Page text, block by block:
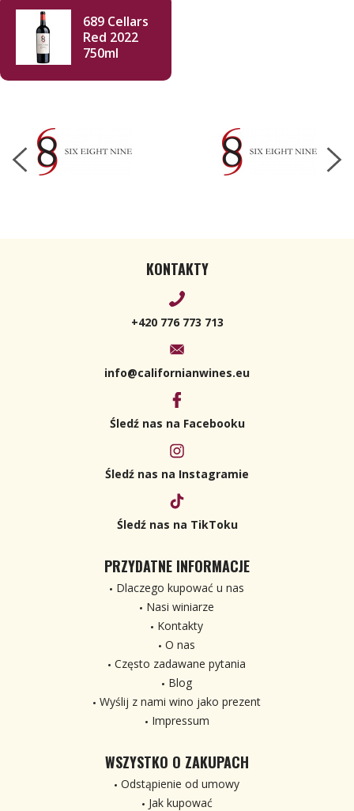
689 Cellars
Red 2022
750ml
KONTAKTY
+420 776 773 713
info@californianwines.eu
Śledź nas na Facebooku
Śledź nas na Instagramie
Śledź nas na TikToku
PRZYDATNE INFORMACJE
Dlaczego kupować u nas
Nasi winiarze
Kontakty
O nas
Często zadawane pytania
Blog
Wyślij z nami wino jako prezent
Impressum
WSZYSTKO O ZAKUPACH
Odstąpienie od umowy
Jak kupować